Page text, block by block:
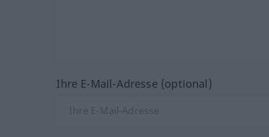
Ihre E-Mail-Adresse (optional)